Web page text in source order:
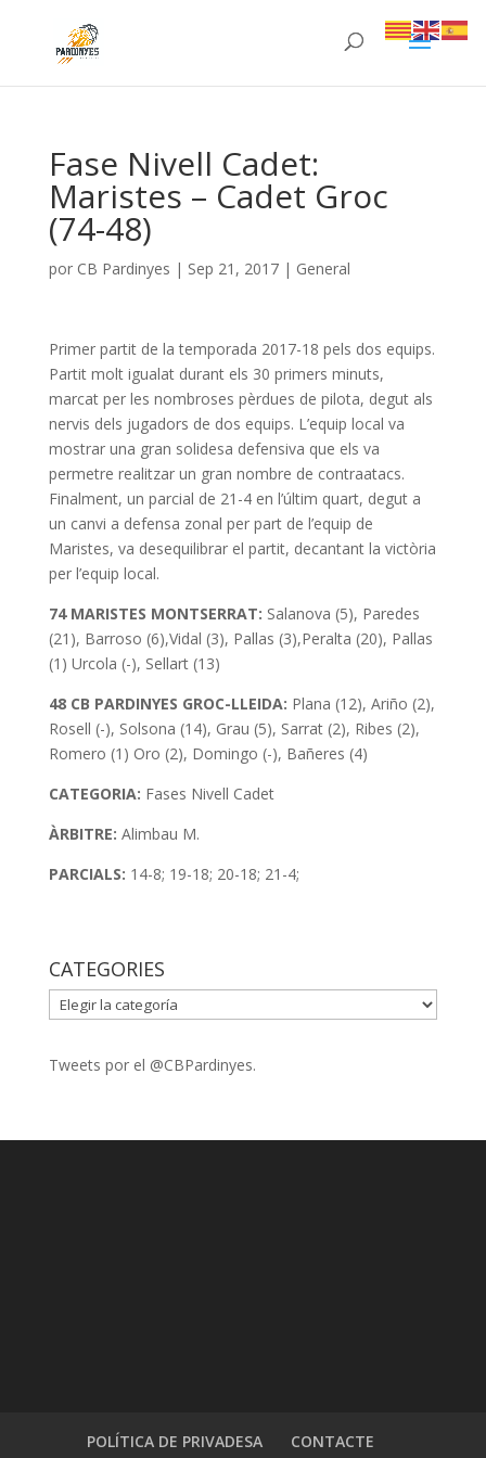
Fase Nivell Cadet:
Maristes – Cadet Groc
(74-48)
por CB Pardinyes | Sep 21, 2017| General
Primer partit de la temporada 2017-18 pels dos equips.
Partit molt igualat durant els 30 primers minuts,
marcat per les nombroses pèrdues de pilota, degut als
nervis dels jugadors de dos equips. L’equip local va
mostrar una gran solidesa defensiva que els va
permetre realitzar un gran nombre de contraatacs.
Finalment, un parcial de 21-4 en l’últim quart, degut a
un canvi a defensa zonal per part de l’equip de
Maristes, va desequilibrar el partit, decantant la victòria
per l’equip local.
74 MARISTES MONTSERRAT: Salanova (5), Paredes
(21), Barroso (6),Vidal (3), Pallas (3),Peralta (20), Pallas
(1) Urcola (-), Sellart (13)
48 CB PARDINYES GROC-LLEIDA: Plana (12), Ariño (2),
Rosell (-), Solsona (14), Grau (5), Sarrat (2), Ribes (2),
Romero (1) Oro (2), Domingo (-), Bañeres (4)
CATEGORIA: Fases Nivell Cadet
ÀRBITRE: Alimbau M.
PARCIALS: 14-8; 19-18; 20-18; 21-4;
CATEGORIES
CATEGORIES
Tweets por el @CBPardinyes.
POLÍTICA DE PRIVADESA CONTACTE